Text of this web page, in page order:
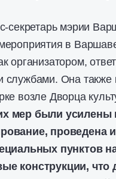
секретарь мэрии
в
организатором,
службами. Она также
возле Дворца
мер были усилены
проведена
пунктов
конструкции, что